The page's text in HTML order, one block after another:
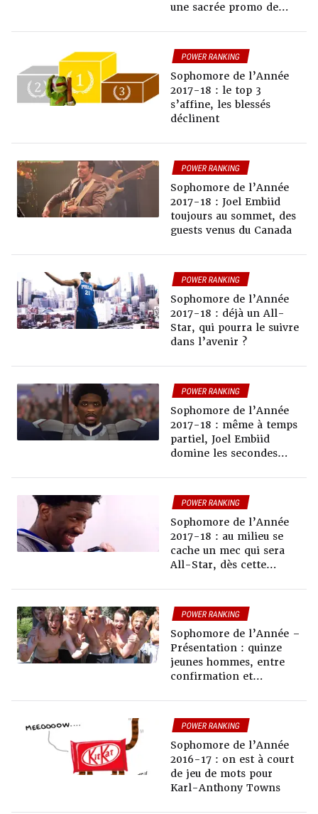
une sacrée promo de
POWER RANKING
Sophomore de l’Année
2017-18 : le top 3
s’affine, les blessés
déclinent
POWER RANKING
Sophomore de l’Année
2017-18 : Joel Embiid
toujours au sommet, des
guests venus du Canada
POWER RANKING
Sophomore de l’Année
2017-18 : déjà un All-
Star, qui pourra le suivre
dans l’avenir ?
POWER RANKING
Sophomore de l’Année
2017-18 : même à temps
partiel, Joel Embiid
domine les secondes
POWER RANKING
Sophomore de l’Année
2017-18 : au milieu se
cache un mec qui sera
All-Star, dès cette
POWER RANKING
Sophomore de l’Année –
Présentation : quinze
jeunes hommes, entre
confirmation et
POWER RANKING
Sophomore de l’Année
2016-17 : on est à court
de jeu de mots pour
Karl-Anthony Towns